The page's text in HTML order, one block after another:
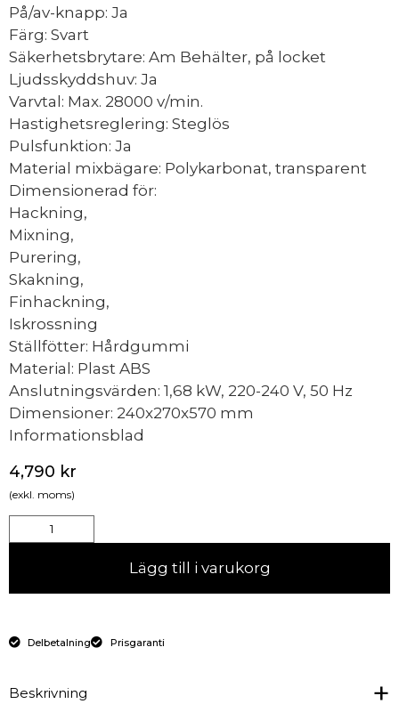
På/av-knapp: Ja
Färg: Svart
Säkerhetsbrytare: Am Behälter, på locket
Ljudsskyddshuv: Ja
Varvtal: Max. 28000 v/min.
Hastighetsreglering: Steglös
Pulsfunktion: Ja
Material mixbägare: Polykarbonat, transparent
Dimensionerad för:
Hackning,
Mixning,
Purering,
Skakning,
Finhackning,
Iskrossning
Ställfötter: Hårdgummi
Material: Plast ABS
Anslutningsvärden: 1,68 kW, 220-240 V, 50 Hz
Dimensioner: 240x270x570 mm
Informationsblad
4,790 kr
(exkl. moms)
Lägg till i varukorg
Delbetalning Prisgaranti
Beskrivning